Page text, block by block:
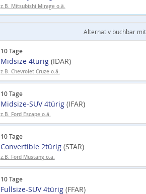
z.B. Mitsubishi Mirage o.ä.
Alternativ buchbar mit
10 Tage
Midsize 4türig (IDAR)
z.B. Chevrolet Cruze o.ä.
10 Tage
Midsize-SUV 4türig (IFAR)
z.B. Ford Escape o.ä.
10 Tage
Convertible 2türig (STAR)
z.B. Ford Mustang o.ä.
10 Tage
Fullsize-SUV 4türig (FFAR)